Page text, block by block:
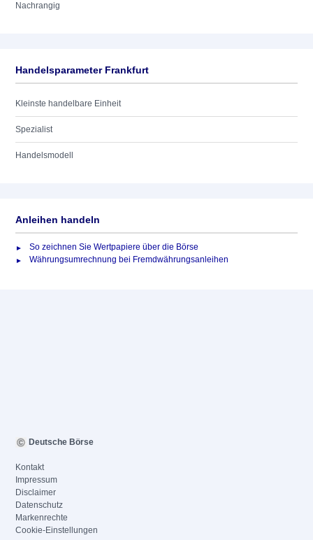
Nachrangig
Handelsparameter Frankfurt
Kleinste handelbare Einheit
Spezialist
Handelsmodell
Anleihen handeln
So zeichnen Sie Wertpapiere über die Börse
Währungsumrechnung bei Fremdwährungsanleihen
Deutsche Börse
Kontakt
Impressum
Disclaimer
Datenschutz
Markenrechte
Cookie-Einstellungen